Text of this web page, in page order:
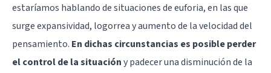
estaríamos hablando de situaciones de euforia, en las que
surge expansividad, logorrea y aumento de la velocidad del
pensamiento. En dichas circunstancias es posible perder
el control de la situacióny padecer una disminución de la